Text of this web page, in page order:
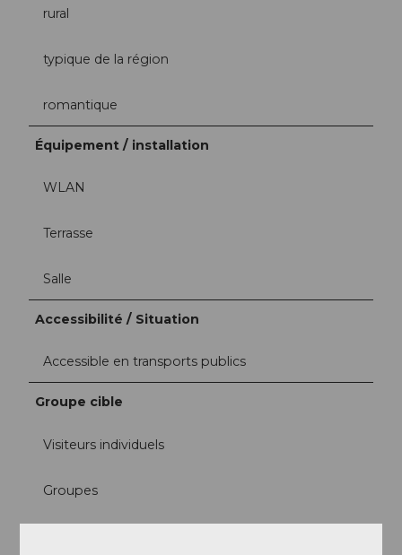
rural
typique de la région
romantique
Équipement / installation
WLAN
Terrasse
Salle
Accessibilité / Situation
Accessible en transports publics
Groupe cible
Visiteurs individuels
Groupes